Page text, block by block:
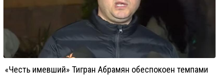
«Честь имевший» Тигран Абрамян обеспокоен темпами